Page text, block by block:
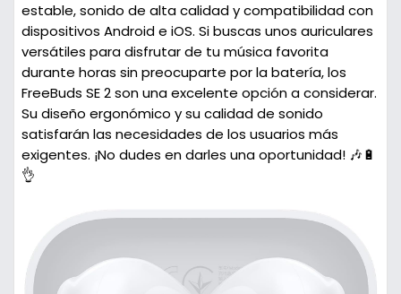
estable, sonido de alta calidad y compatibilidad con
dispositivos Android e iOS. Si buscas unos auriculares
versátiles para disfrutar de tu música favorita
durante horas sin preocuparte por la batería, los
FreeBuds SE 2 son una excelente opción a considerar.
Su diseño ergonómico y su calidad de sonido
satisfarán las necesidades de los usuarios más
exigentes. ¡No dudes en darles una oportunidad! 🎶🔋
👌